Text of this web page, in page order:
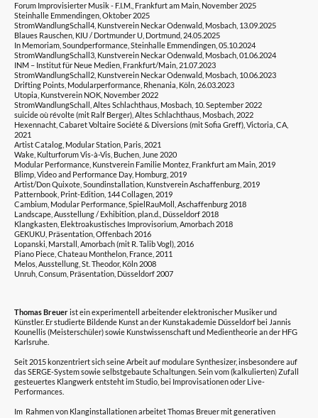
Forum Improvisierter Musik - F.I.M., Frankfurt am Main, November 2025
Steinhalle Emmendingen, Oktober 2025
StromWandlungSchall4, Kunstverein Neckar Odenwald, Mosbach, 13.09.2025
Blaues Rauschen, KIU / Dortmunder U, Dortmund, 24.05.2025
In Memoriam, Soundperformance, Steinhalle Emmendingen, 05.10.2024
StromWandlungSchall3, Kunstverein Neckar Odenwald, Mosbach, 01.06.2024
INM – Institut für Neue Medien, Frankfurt/Main, 21.07.2023
StromWandlungSchall2, Kunstverein Neckar Odenwald, Mosbach, 10.06.2023
Drifting Points, Modularperformance, Rhenania, Köln, 26.03.2023
Utopia, Kunstverein NOK, November 2022
StromWandlungSchall, Altes Schlachthaus, Mosbach, 10. September 2022
suicide où révolte (mit Ralf Berger), Altes Schlachthaus, Mosbach, 2022
Hexennacht, Cabaret Voltaire Société & Diversions (mit Sofia Greff), Victoria, CA,
2021
Artist Catalog, Modular Station, Paris, 2021
Wake, Kulturforum Vis-à-Vis, Buchen, June 2020
Modular Performance, Kunstverein Familie Montez, Frankfurt am Main, 2019
Blimp, Video and Performance Day, Homburg, 2019
Artist/Don Quixote, Soundinstallation, Kunstverein Aschaffenburg, 2019
Patternbook, Print-Edition, 144 Collagen, 2019
Cambium, Modular Performance, SpielRauMoll, Aschaffenburg 2018
Landscape, Ausstellung / Exhibition, plan.d., Düsseldorf 2018
Klangkasten, Elektroakustisches Improvisorium, Amorbach 2018
GEKUKU, Präsentation, Offenbach 2016
Lopanski, Marstall, Amorbach (mit R. Talib Vogl), 2016
Piano Piece, Chateau Monthelon, France, 2011
Melos, Ausstellung, St. Theodor, Köln 2008
Unruh, Consum, Präsentation, Düsseldorf 2007
ThomasBreuerist ein experimentell arbeitender elektronischer Musiker und
Künstler. Er studierte Bildende Kunst an der Kunstakademie Düsseldorf bei Jannis
Kounellis (Meisterschüler) sowie Kunstwissenschaft und Medientheorie an der HFG
Karlsruhe.
Seit 2015 konzentriert sich seine Arbeit auf modulare Synthesizer, insbesondere auf
das SERGE-System sowie selbstgebaute Schaltungen. Sein vom (kalkulierten) Zufall
gesteuertes Klangwerk entsteht im Studio, bei Improvisationen oder Live-
Performances.
Im Rahmen von Klanginstallationen arbeitet Thomas Breuer mit generativen